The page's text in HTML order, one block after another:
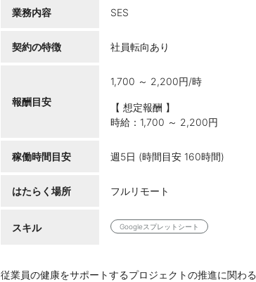
業務内容 SES
契約の特徴 社員転向あり
報酬目安
1,700 ～ 2,200円/時
【 想定報酬 】
時給：1,700 ～ 2,200円
稼働時間目安 週5日 (時間目安 160時間)
はたらく場所 フルリモート
スキル Googleスプレットシート
従業員の健康をサポートするプロジェクトの推進に関わる